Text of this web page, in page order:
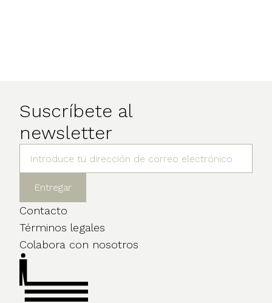
Suscríbete al
newsletter
Contacto
Términos legales
Colabora con nosotros